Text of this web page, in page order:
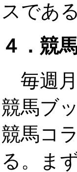
スである
４．競
毎週
競馬ブ
競馬コ
る。ま